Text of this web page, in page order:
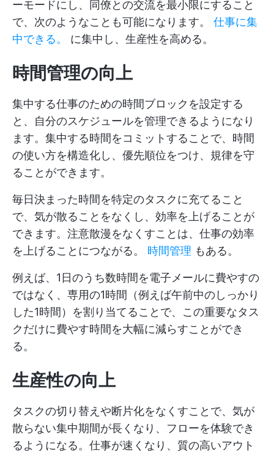
ーモードにし、同僚との交流を最小限にすること
で、次のようなことも可能になります。 仕事に集
中できる。
に集中し、生産性を高める。
時間管理の向上
集中する仕事のための時間ブロックを設定する
と、自分のスケジュールを管理できるようになり
ます。集中する時間をコミットすることで、時間
の使い方を構造化し、優先順位をつけ、規律を守
ることができます。
毎日決まった時間を特定のタスクに充てること
で、気が散ることをなくし、効率を上げることが
できます。注意散漫をなくすことは、仕事の効率
を上げることにつながる。 時間管理 もある。
例えば、1日のうち数時間を電子メールに費やすの
ではなく、専用の1時間（例えば午前中のしっかり
した1時間）を割り当てることで、この重要なタス
クだけに費やす時間を大幅に減らすことができ
る。
生産性の向上
タスクの切り替えや断片化をなくすことで、気が
散らない集中期間が長くなり、フローを体験でき
るようになる。仕事が速くなり、質の高いアウト